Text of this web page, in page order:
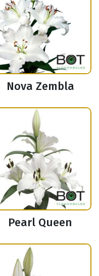
Nova Zembla
Pearl Queen